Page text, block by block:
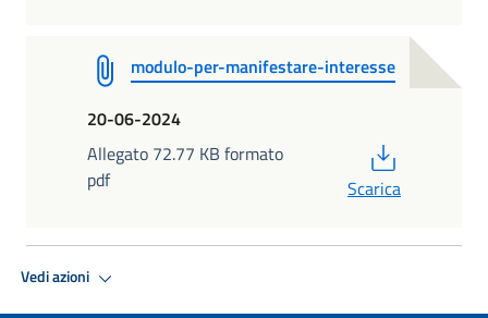
modulo-per-manifestare-interesse
20-06-2024
Allegato 72.77 KB formato
pdf
Scarica
Vedi azioni